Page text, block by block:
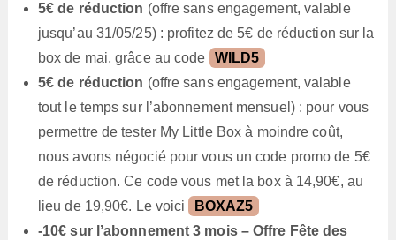
5€ de réduction (offre sans engagement, valable
jusqu’au 31/05/25) : profitez de 5€ de réduction sur la
box de mai, grâce au code
WILD5
5€ de réduction (offre sans engagement, valable
tout le temps sur l’abonnement mensuel) : pour vous
permettre de tester My Little Box à moindre coût,
nous avons négocié pour vous un code promo de 5€
de réduction. Ce code vous met la box à 14,90€, au
lieu de 19,90€. Le voici
BOXAZ5
-10€ sur l’abonnement 3 mois – Offre Fête des